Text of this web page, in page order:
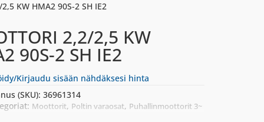
KW HMA2 90S-2 SH IE2
2,2/2,5 KW
90S-2 SH IE2
Kirjaudu sisään nähdäksesi hinta
(SKU):36961314
Moottorit, Poltin varaosat, Puhallinmoottorit 3~